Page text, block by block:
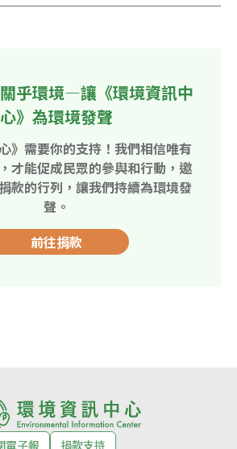
乎環境—讓《環境資訊中
心》為環境發聲
》需要你的支持！我們相信唯有
才能促成民眾的參與和行動，邀
款的行列，讓我們持續為環境發
聲。
前往捐款
電子報 捐款支持